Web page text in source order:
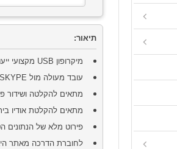
תיאור:
מיקרופון USB מקצועי ייעודי להזרמת אודיו במחשב Win / Mac.
עובד מעולה מול SKYPE.
מתאים להקלטה ושידור
מתאים להקלטת אודיו
פירוט מלא של הנתונים
לחוברת הדרכה מאתר